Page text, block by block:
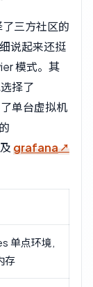
三方社区的
说起来还挺
模式。其
择了
单台虚拟机
grafana
单点环境,
存